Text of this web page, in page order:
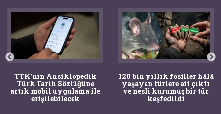
TTK'nın Ansiklopedik
Türk Tarih Sözlüğüne
artık mobil uygulama ile
erişilebilecek
120 bin yıllık fosiller hâlâ
yaşayan türlere ait çıktı
ve nesli kurumuş bir tür
keşfedildi